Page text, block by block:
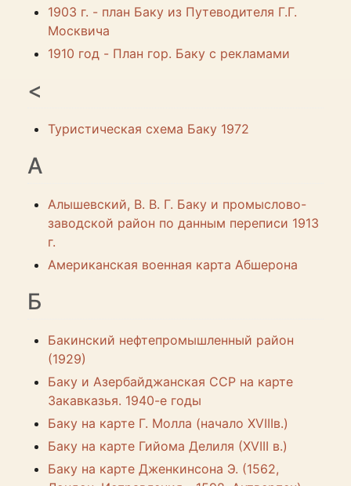
1903 г. - план Баку из Путеводителя Г.Г.
Москвича
1910 год - План гор. Баку с рекламами
<
Туристическая схема Баку 1972
А
Алышевский, В. В. Г. Баку и промыслово-
заводской район по данным переписи 1913
г.
Американская военная карта Абшерона
Б
Бакинский нефтепромышленный район
(1929)
Баку и Азербайджанская ССР на карте
Закавказья. 1940-е годы
Баку на карте Г. Молла (начало XVIIIв.)
Баку на карте Гийома Делиля (XVIII в.)
Баку на карте Дженкинсона Э. (1562,